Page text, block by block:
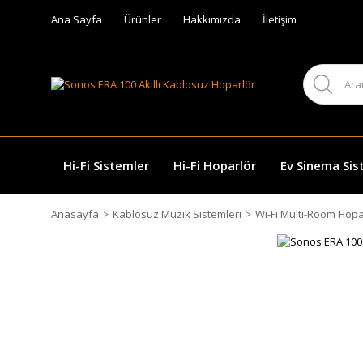
Ana Sayfa Ürünler Hakkımızda İletişim
Hi-Fi Sistemler Hi-Fi Hoparlör Ev Sinema
Anasayfa Kablosuz Müzik Sistemleri Wi-Fi Multi-Room